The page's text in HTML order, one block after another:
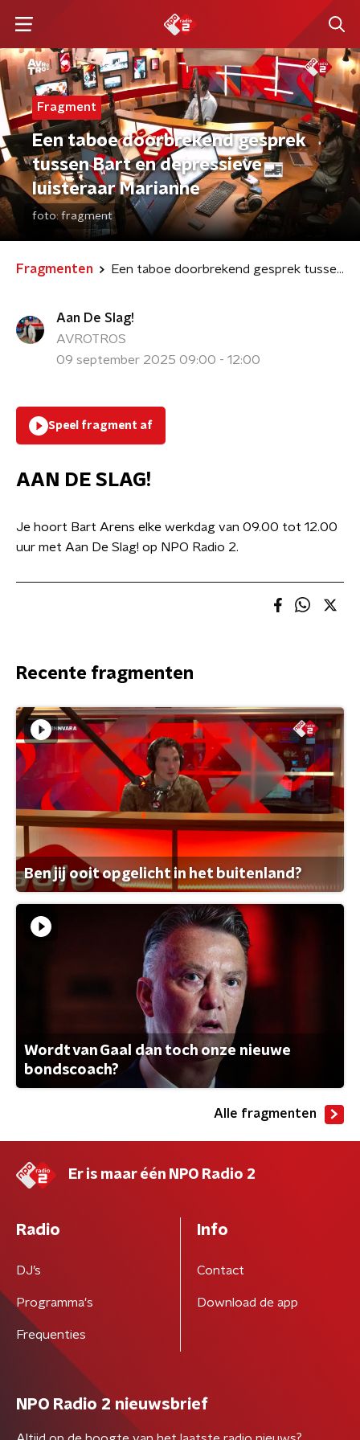
Fragment
Een taboe doorbrekend gesprek
tussen Bart en depressieve
luisteraar Marianne
foto: fragment
Fragmenten Een taboe doorbrekend gesprek tussen Bart en depressieve luisteraar Marianne
Aan De Slag!
AVROTROS
09 september 2025 09:00 - 12:00
Speel fragment af
AAN DE SLAG!
Je hoort Bart Arens elke werkdag van 09.00 tot 12.00
uur met Aan De Slag! op NPO Radio 2.
Recente fragmenten
Ben jij ooit opgelicht in het buitenland?
Wordt van Gaal dan toch onze nieuwe
bondscoach?
Alle fragmenten
Er is maar één NPO Radio 2
Radio
DJ’s
Programma's
Frequenties
Info
Contact
Download de app
NPO Radio 2 nieuwsbrief